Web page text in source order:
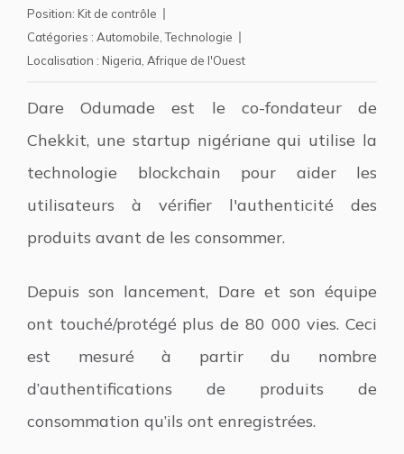
Position: Kit de contrôle
Catégories : Automobile ,Technologie
Localisation : Nigeria Afrique de l'Ouest
Dare Odumade est le co-fondateur de
Chekkit, une startup nigériane qui utilise la
technologie blockchain pour aider les
utilisateurs à vérifier l'authenticité des
produits avant de les consommer.
Depuis son lancement, Dare et son équipe
ont touché/protégé plus de 80 000 vies. Ceci
est mesuré à partir du nombre
d’authentifications de produits de
consommation qu’ils ont enregistrées.